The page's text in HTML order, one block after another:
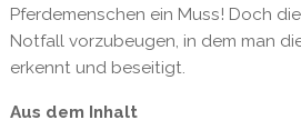
Pferdemenschen ein Muss! Doch
Notfall vorzubeugen, in dem man
erkennt und beseitigt.
Aus dem Inhalt